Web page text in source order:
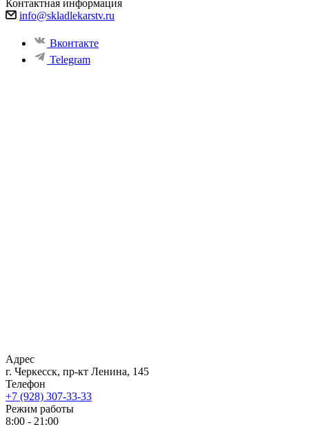
Контактная информация
info@skladlekarstv.ru
Вконтакте
Telegram
Адрес
г. Черкесск, пр-кт Ленина, 145
Телефон
+7 (928) 307-33-33
Режим работы
8:00 - 21:00